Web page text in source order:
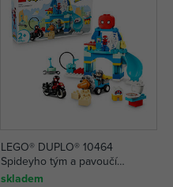
LEGO® DUPLO® 10464
Spideyho tým a pavoučí
základna
skladem